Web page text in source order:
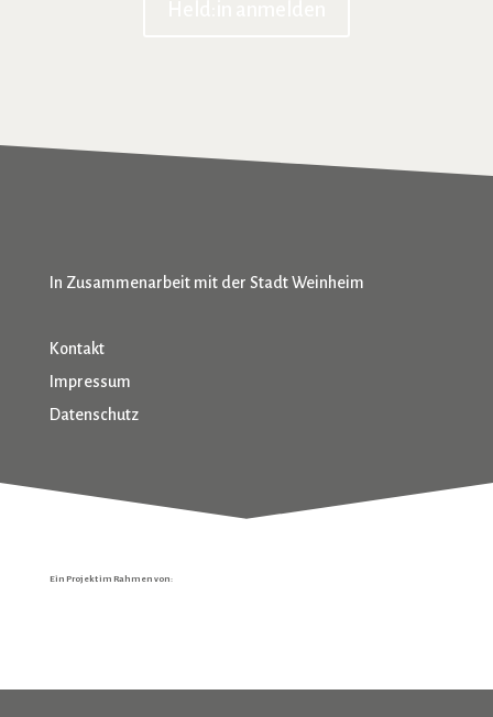
In Zusammenarbeit mit der Stadt Weinheim
Kontakt
Impressum
Datenschutz
Ein Projekt im Rahmen von: